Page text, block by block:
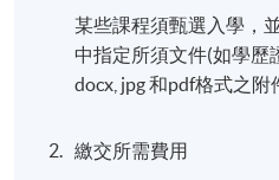
某些課程須甄選入學，
中指定所須文件(如學歷
docx, jpg 和pdf格式之附
繳交所需費用